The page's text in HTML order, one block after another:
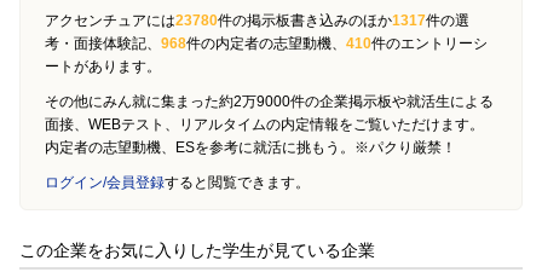
アクセンチュアには23780件の掲示板書き込みのほか1317件の選
考・面接体験記、 968件の内定者の志望動機、 410件のエントリーシ
ートがあります。
その他にみん就に集まった約2万9000件の企業掲示板や就活生による
面接、WEBテスト、リアルタイムの内定情報をご覧いただけます。
内定者の志望動機、ESを参考に就活に挑もう。※パクり厳禁！
ログイン/会員登録すると閲覧できます。
この企業をお気に入りした学生が見ている企業